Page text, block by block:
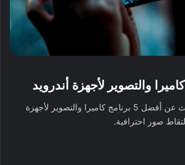
في هذه المقالة سنتحدث عن أفضل 5 برنامج كاميرا والتصوير لأجهزة
صور احترافية.